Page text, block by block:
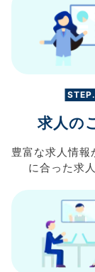
求人の
豊富な求人情報
に合った求